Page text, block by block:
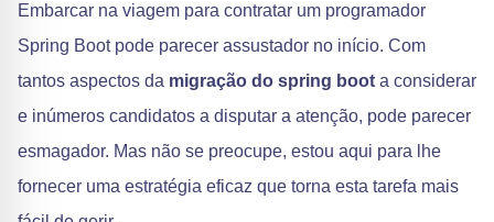
Embarcar na viagem para contratar um programador
Spring Boot pode parecer assustador no início. Com
tantos aspectos da migração do spring boot a considerar
e inúmeros candidatos a disputar a atenção, pode parecer
esmagador. Mas não se preocupe, estou aqui para lhe
fornecer uma estratégia eficaz que torna esta tarefa mais